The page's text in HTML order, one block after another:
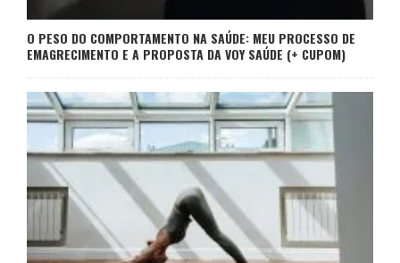
O PESO DO COMPORTAMENTO NA SAÚDE: MEU PROCESSO DE
EMAGRECIMENTO E A PROPOSTA DA VOY SAÚDE (+ CUPOM)